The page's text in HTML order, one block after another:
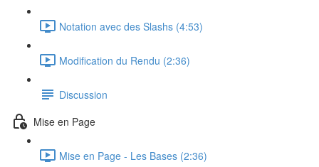
Notation avec des Slashs (4:53)
Modification du Rendu (2:36)
Discussion
Mise en Page
Mise en Page - Les Bases (2:36)